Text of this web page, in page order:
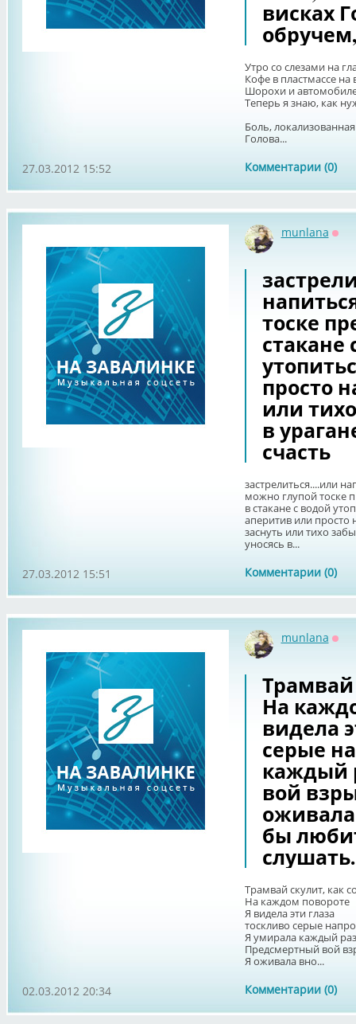
висках
Утро со слезами на
Кофе в пластмассе на
Шорохи и
Теперь я знаю, как
Боль,
Голова...
Комментарии (0)
27.03.2012 15:52
munlana
тоске
стакане
просто
или
в
счасть
застрелиться....или
можно глупой тоске
в стакане с водой
аперитив или просто
заснуть или тихо
уносясь в...
Комментарии (0)
27.03.2012 15:51
munlana
Трамвай
На
видела
серые
каждый
вой
бы
Трамвай скулит, как
На каждом повороте
Я видела эти глаза
тоскливо серые
Я умирала каждый раз
Предсмертный вой
Я оживала вно...
Комментарии (0)
02.03.2012 20:34